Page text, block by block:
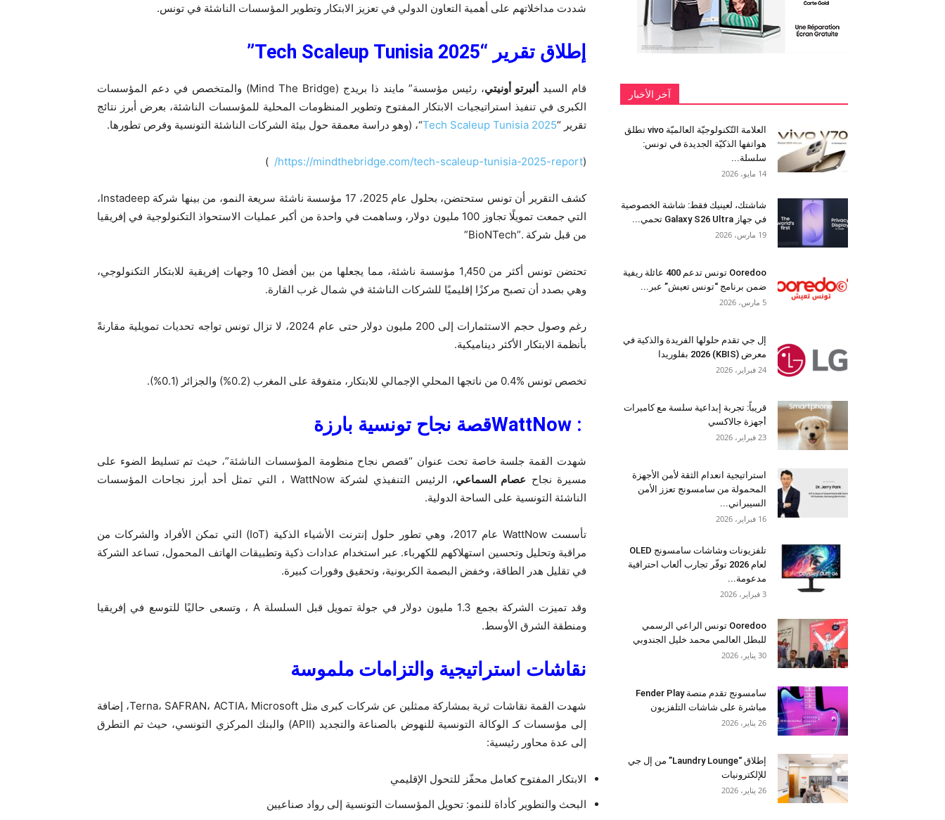
شددت مداخلاتهم على أهمية التعاون الدولي في تعزيز الابتكار وتطوير المؤسسات الناشئة في تونس.
إطلاق تقرير “Tech Scaleup Tunisia 2025”
قام السيد ألبرتو أونيتي
، رئيس مؤسسة” مايند ذا بريدج (Mind The Bridge) والمتخصص في دعم المؤسسات
الكبرى في تنفيذ استراتيجيات الابتكار المفتوح وتطوير المنظومات المحلية للمؤسسات الناشئة، بعرض أبرز نتائج
تقرير “Tech Scaleup Tunisia 2025“، (وهو دراسة معمقة حول بيئة الشركات الناشئة التونسية وفرص تطورها.
(
https://mindthebridge.com/tech-scaleup-tunisia-2025-report/
)
كشف التقرير أن تونس ستحتضن، بحلول عام 2025، 17 مؤسسة ناشئة سريعة النمو، من بينها شركة Instadeep،
التي جمعت تمويلًا تجاوز 100 مليون دولار، وساهمت في واحدة من أكبر عمليات الاستحواذ التكنولوجية في إفريقيا
من قبل شركة .”BioNTech”
تحتضن تونس أكثر من 1,450 مؤسسة ناشئة، مما يجعلها من بين أفضل 10 وجهات إفريقية للابتكار التكنولوجي،
وهي بصدد أن تصبح مركزًا إقليميًا للشركات الناشئة في شمال غرب القارة.
رغم وصول حجم الاستثمارات إلى 200 مليون دولار حتى عام 2024، لا تزال تونس تواجه تحديات تمويلية مقارنةً
بأنظمة الابتكار الأكثر ديناميكية.
تخصص تونس %0.4 من ناتجها المحلي الإجمالي للابتكار، متفوقة على المغرب (0.2%) والجزائر (0.1%).
: WattNow قصة نجاح تونسية بارزة
شهدت القمة جلسة خاصة تحت عنوان “قصص نجاح منظومة المؤسسات الناشئة”، حيث تم تسليط الضوء على
مسيرة نجاح عصام السماعي
، الرئيس التنفيذي لشركة WattNow ، التي تمثل أحد أبرز نجاحات المؤسسات
الناشئة التونسية على الساحة الدولية.
تأسست WattNow عام 2017، وهي تطور حلول إنترنت الأشياء الذكية (IoT) التي تمكن الأفراد والشركات من
مراقبة وتحليل وتحسين استهلاكهم للكهرباء. عبر استخدام عدادات ذكية وتطبيقات الهاتف المحمول، تساعد الشركة
في تقليل هدر الطاقة، وخفض البصمة الكربونية، وتحقيق وفورات كبيرة.
وقد تميزت الشركة بجمع 1.3 مليون دولار في جولة تمويل قبل السلسلة A ، وتسعى حاليًا للتوسع في إفريقيا
ومنطقة الشرق الأوسط.
نقاشات استراتيجية والتزامات ملموسة
شهدت القمة نقاشات ثرية بمشاركة ممثلين عن شركات كبرى مثل Terna، SAFRAN، ACTIA، Microsoft، إضافة
إلى مؤسسات كـ الوكالة التونسية للنهوض بالصناعة والتجديد (APII) والبنك المركزي التونسي، حيث تم التطرق
إلى عدة محاور رئيسية:
الابتكار المفتوح كعامل محفّز للتحول الإقليمي
البحث والتطوير كأداة للنمو: تحويل المؤسسات التونسية إلى رواد صناعيين
آخر الأخبار
العلامة التّكنولوجيّة العالميّة vivo تطلق
هواتفها الذكيّة الجديدة في تونس:
سلسلة...
14 مايو، 2026
شاشتك، لعينيك فقط: شاشة الخصوصية
في جهاز Galaxy S26 Ultra تحمي...
19 مارس، 2026
Ooredoo تونس تدعم 400 عائلة ريفية
ضمن برنامج “تونس تعيش” عبر...
5 مارس، 2026
إل جي تقدم حلولها الفريدة والذكية في
معرض (KBIS) 2026 بفلوريدا
24 فبراير، 2026
قريباً: تجربة إبداعية سلسة مع كاميرات
أجهزة جالاكسي
23 فبراير، 2026
استراتيجية انعدام الثقة لأمن الأجهزة
المحمولة من سامسونج تعزز الأمن
السيبراني...
16 فبراير، 2026
تلفزيونات وشاشات سامسونج OLED
لعام 2026 توفّر تجارب ألعاب احترافية
مدعومة...
3 فبراير، 2026
Ooredoo تونس الراعي الرسمي
للبطل العالمي محمد خليل الجندوبي
30 يناير، 2026
سامسونج تقدم منصة Fender Play
مباشرة على شاشات التلفزيون
26 يناير، 2026
إطلاق “Laundry Lounge” من إل جي
للإلكترونيات
26 يناير، 2026